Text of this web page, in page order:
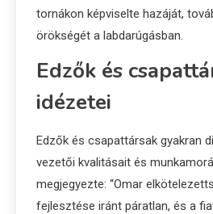
tornákon képviselte hazáját,
örökségét a labdarúgásban.
Edzők és
idézetei
Edzők és csapattársak gyakran
vezetői kvalitásait és
megjegyezte: “Omar
fejlesztése iránt páratlan, és a